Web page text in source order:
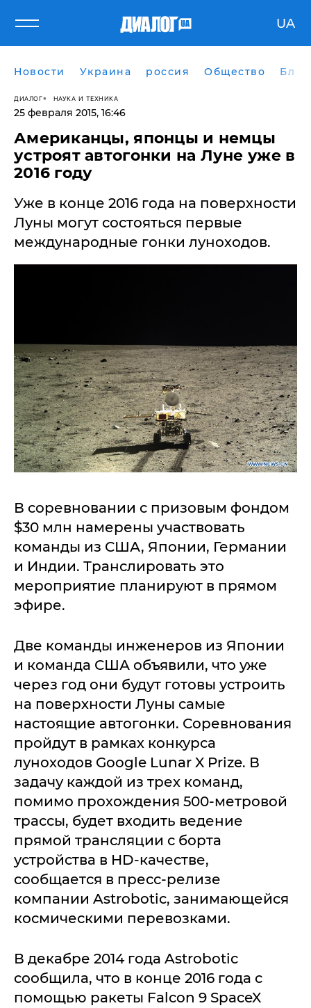
UA
Новости Украина россия Общество
ДИАЛОГ НАУКА И ТЕХНИКА
25 февраля 2015, 16:46
Американцы, японцы и немцы
устроят автогонки на Луне уже в
2016 году
Уже в конце 2016 года на поверхности
Луны могут состояться первые
международные гонки луноходов.
В соревновании с призовым фондом
$30 млн намерены участвовать
команды из США, Японии, Германии
и Индии. Транслировать это
мероприятие планируют в прямом
эфире.
Две команды инженеров из Японии
и команда США объявили, что уже
через год они будут готовы устроить
на поверхности Луны самые
настоящие автогонки. Соревнования
пройдут в рамках конкурса
луноходов Google Lunar X Prize. В
задачу каждой из трех команд,
помимо прохождения 500-метровой
трассы, будет входить ведение
прямой трансляции с борта
устройства в HD-качестве,
сообщается в пресс-релизе
компании Astrobotic, занимающейся
космическими перевозками.
В декабре 2014 года Astrobotic
сообщила, что в конце 2016 года с
помощью ракеты Falcon 9 SpaceX